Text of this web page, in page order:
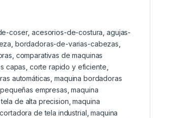
coser,acesorios-de-costura ,agujas-
bordadoras-de-varias-cabezas
comparativas de maquinas
capas corte rapido y eficiente
automáticas ,maquina bordadoras
empresas ,maquina
de alta precision ,maquina
de tela industrial ,maquina